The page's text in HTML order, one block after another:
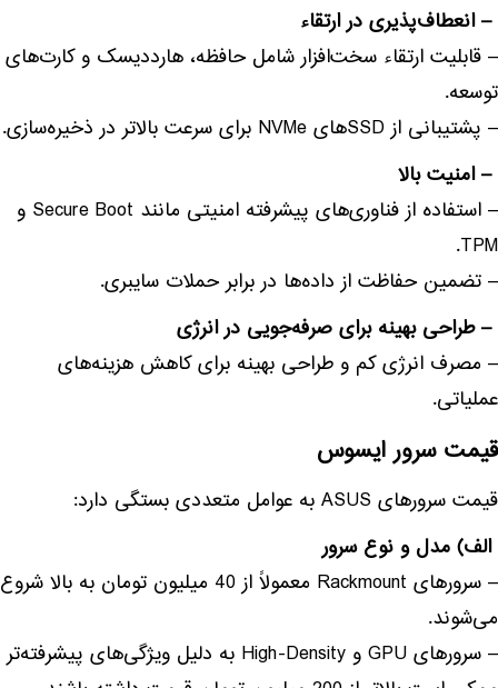
– انعطاف‌پذیری در ارتقاء
– قابلیت ارتقاء سخت‌افزار شامل حافظه، هارددیسک و کارت‌های
توسعه.
– پشتیبانی از SSD‌های NVMe برای سرعت بالاتر در ذخیره‌سازی.
– امنیت بالا
– استفاده از فناوری‌های پیشرفته امنیتی مانند Secure Boot و
TPM.
– تضمین حفاظت از داده‌ها در برابر حملات سایبری.
– طراحی بهینه برای صرفه‌جویی در انرژی
– مصرف انرژی کم و طراحی بهینه برای کاهش هزینه‌های
عملیاتی.
قیمت سرور ایسوس
قیمت سرورهای ASUS به عوامل متعددی بستگی دارد:
الف) مدل و نوع سرور
– سرورهای Rackmount معمولاً از 40 میلیون تومان به بالا شروع
می‌شوند.
– سرورهای GPU و High-Density به دلیل ویژگی‌های پیشرفته‌تر